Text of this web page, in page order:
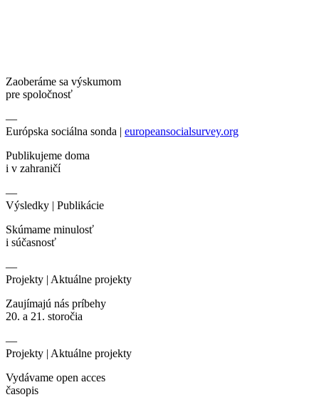
Zaoberáme sa výskumom
pre spoločnosť
—
Európska sociálna sonda | europeansocialsurvey.org
Publikujeme doma
i v zahraničí
—
Výsledky | Publikácie
Skúmame minulosť
i súčasnosť
—
Projekty | Aktuálne projekty
Zaujímajú nás príbehy
20. a 21. storočia
—
Projekty | Aktuálne projekty
Vydávame open acces
časopis